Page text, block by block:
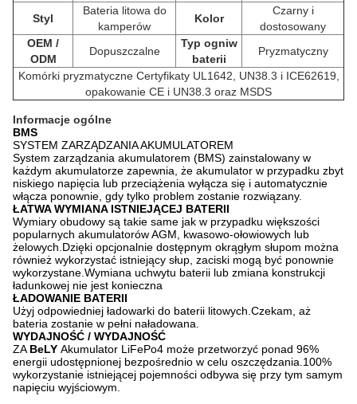
Styl
Bateria litowa do
kamperów
Kolor
Czarny i
dostosowany
OEM /
ODM
Dopuszczalne
Typ ogniw
baterii
Pryzmatyczny
Komórki pryzmatyczneCertyfikaty UL1642, UN38.3 i ICE62619,
opakowanie CE i UN38.3 oraz MSDS
Informacje ogólne
BMS
SYSTEM ZARZĄDZANIA AKUMULATOREM
System zarządzania akumulatorem (BMS) zainstalowany w
każdym akumulatorze zapewnia, że ​​akumulator w przypadku zbyt
niskiego napięcia lub przeciążenia wyłącza się i automatycznie
włącza ponownie, gdy tylko problem zostanie rozwiązany.
ŁATWA WYMIANA ISTNIEJĄCEJ BATERII
Wymiary obudowy są takie same jak w przypadku większości
popularnych akumulatorów AGM, kwasowo-ołowiowych lub
żelowych.Dzięki opcjonalnie dostępnym okrągłym słupom można
również wykorzystać istniejący słup, zaciski mogą być ponownie
wykorzystane.Wymiana uchwytu baterii lub zmiana konstrukcji
ładunkowej nie jest konieczna
ŁADOWANIE BATERII
Użyj odpowiedniej ładowarki do baterii litowych.Czekam, aż
bateria zostanie w pełni naładowana.
WYDAJNOŚĆ / WYDAJNOŚĆ
ZA BeLY Akumulator LiFePo4 może przetworzyć ponad 96%
energii udostępnionej bezpośrednio w celu oszczędzania.100%
wykorzystanie istniejącej pojemności odbywa się przy tym samym
napięciu wyjściowym.